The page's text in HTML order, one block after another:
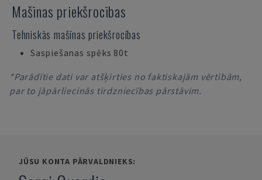
Mašīnas priekšrocības
Tehniskās mašīnas priekšrocības
Saspiešanas spēks 80t
*Parādītie dati var atšķirties no faktiskajām vērtībām,
par to jāpārliecinās tirdzniecības pārstāvim.
JŪSU KONTA PĀRVALDNIEKS: